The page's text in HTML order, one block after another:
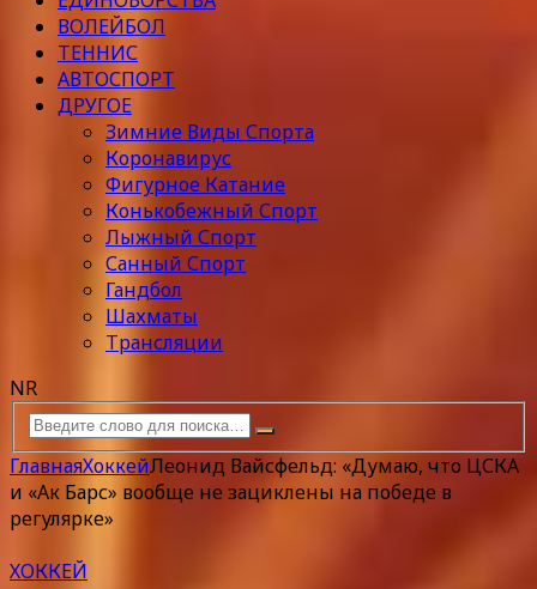
ВОЛЕЙБОЛ
ТЕННИС
АВТОСПОРТ
ДРУГОЕ
Зимние Виды Спорта
Коронавирус
Фигурное Катание
Конькобежный Спорт
Лыжный Спорт
Санный Спорт
Гандбол
Шахматы
Трансляции
NR
ГлавнаяХоккейЛеонид Вайсфельд: «Думаю, что ЦСКА
и «Ак Барс» вообще не зациклены на победе в
регулярке»
ХОККЕЙ